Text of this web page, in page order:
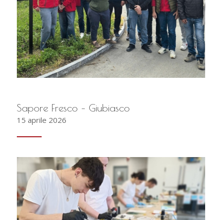
Sapore Fresco – Giubiasco
15 aprile 2026